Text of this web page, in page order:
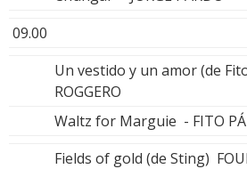
09.00
Un vestido y un amor (de
ROGGERO
Waltz for Marguie - FITO
Fields of gold (de Sting)